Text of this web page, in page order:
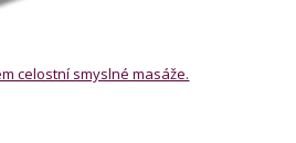
celostní smyslné masáže.